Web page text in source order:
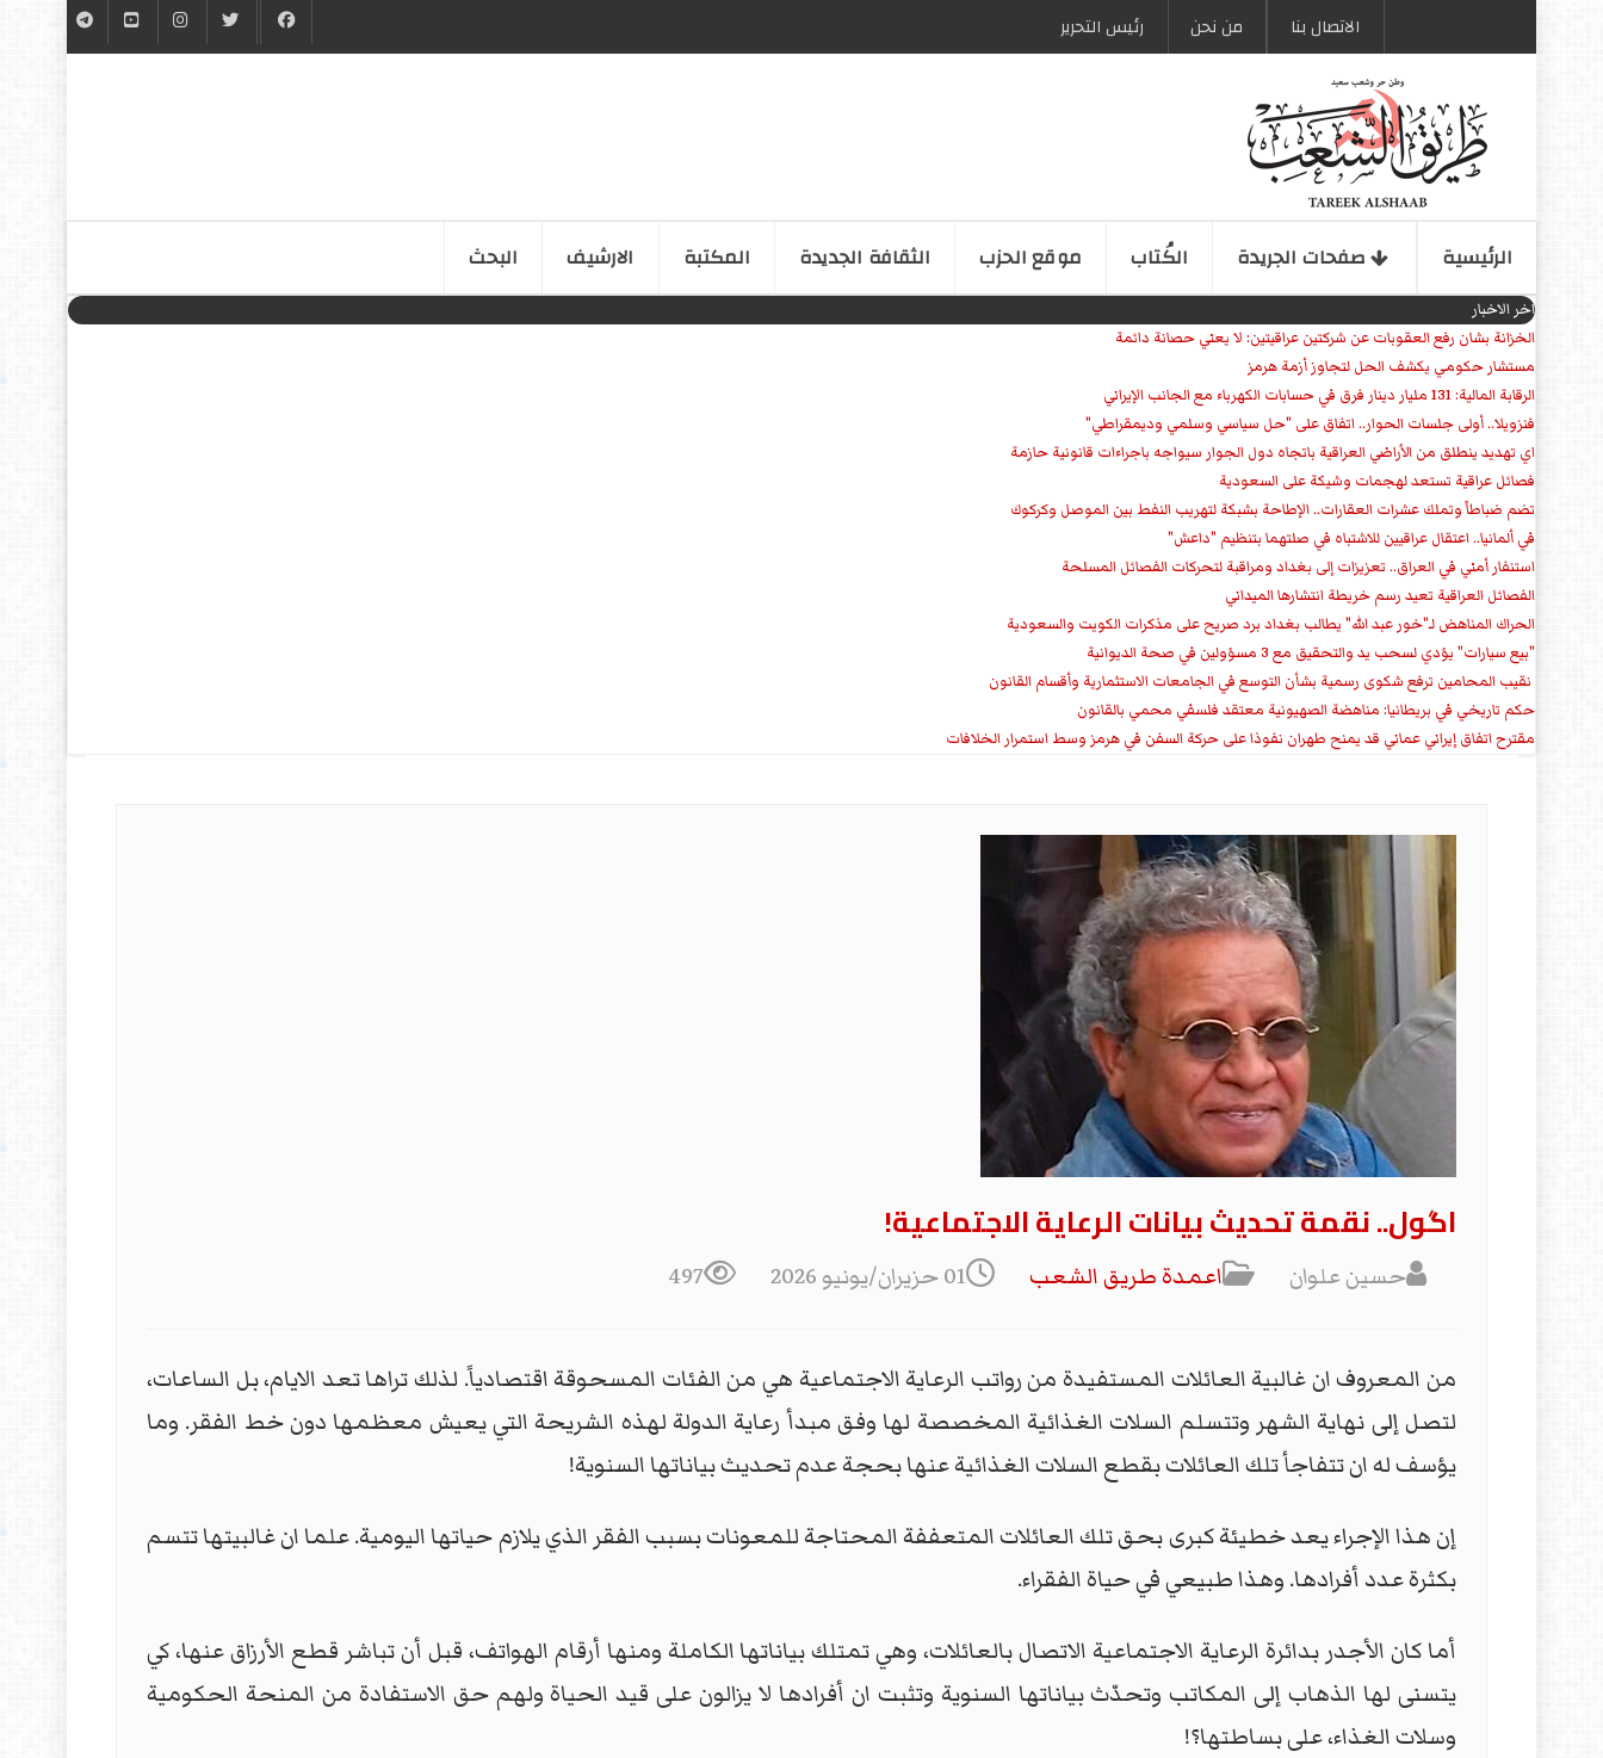
الاتصال بنا من نحن رئیس التحریر
الرئیسیة صفحات الجریدة الكُتاب موقع الحزب الثقافة الجدیدة المكتبة الارشیف البحث
اخر الاخبار
الخزانة بشان رفع العقوبات عن شركتين عراقيتين: لا يعني حصانة دائمة
مستشار حكومي يكشف الحل لتجاوز أزمة هرمز
الرقابة المالية: 131 مليار دينار فرق في حسابات الكهرباء مع الجانب الإيراني
فنزويلا.. أولى جلسات الحوار.. اتفاق على "حل سياسي وسلمي وديمقراطي"
اي تهديد ينطلق من الأراضي العراقية باتجاه دول الجوار سيواجه باجراءات قانونية حازمة
فصائل عراقية تستعد لهجمات وشيكة على السعودية
تضم ضباطاً وتملك عشرات العقارات.. الإطاحة بشبكة لتهريب النفط بين الموصل وكركوك
في ألمانيا.. اعتقال عراقيين للاشتباه في صلتهما بتنظيم "داعش"
استنفار أمني في العراق.. تعزيزات إلى بغداد ومراقبة لتحركات الفصائل المسلحة
الفصائل العراقية تعيد رسم خريطة انتشارها الميداني
الحراك المناهض لـ"خور عبد الله" يطالب بغداد برد صريح على مذكرات الكويت والسعودية
"بيع سيارات" يؤدي لسحب يد والتحقيق مع 3 مسؤولين في صحة الديوانية
‏ نقيب المحامين ترفع شكوى رسمية بشأن التوسع في الجامعات الاستثمارية وأقسام القانون
حكم تاريخي في بريطانيا: مناهضة الصهيونية معتقد فلسفي محمي بالقانون
مقترح اتفاق إيراني عماني قد يمنح طهران نفوذا على حركة السفن في هرمز وسط استمرار الخلافات
اگول.. نقمة تحديث بيانات الرعاية الاجتماعية!
حسين علوان اعمدة طريق الشعب 01 حزيران/يونيو 2026 497
من المعروف ان غالبية العائلات المستفيدة من رواتب الرعاية الاجتماعية هي من الفئات المسحوقة اقتصادياً. لذلك تراها تعد الايام، بل الساعات،
لتصل إلى نهاية الشهر وتتسلم السلات الغذائية المخصصة لها وفق مبدأ رعاية الدولة لهذه الشريحة التي يعيش معظمها دون خط الفقر. وما
يؤسف له ان تتفاجأ تلك العائلات بقطع السلات الغذائية عنها بحجة عدم تحديث بياناتها السنوية!
إن هذا الإجراء يعد خطيئة كبرى بحق تلك العائلات المتعففة المحتاجة للمعونات بسبب الفقر الذي يلازم حياتها اليومية. علما ان غالبيتها تتسم
بكثرة عدد أفرادها. وهذا طبيعي في حياة الفقراء.
أما كان الأجدر بدائرة الرعاية الاجتماعية الاتصال بالعائلات، وهي تمتلك بياناتها الكاملة ومنها أرقام الهواتف، قبل أن تباشر قطع الأرزاق عنها، كي
يتسنى لها الذهاب إلى المكاتب وتحدّث بياناتها السنوية وتثبت ان أفرادها لا يزالون على قيد الحياة ولهم حق الاستفادة من المنحة الحكومية
وسلات الغذاء، على بساطتها؟!